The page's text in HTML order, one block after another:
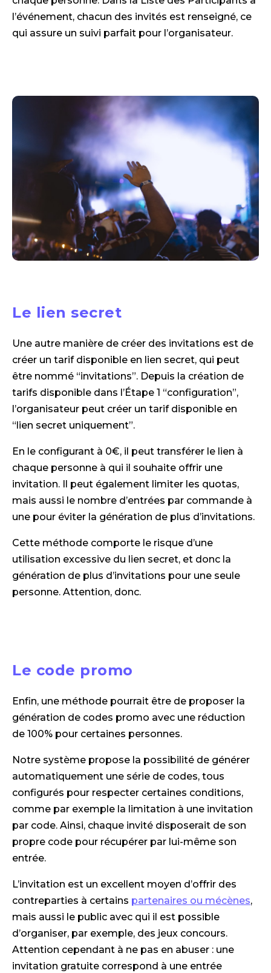
l’événement, chacun des invités est renseigné, ce
qui assure un suivi parfait pour l’organisateur.
Le lien secret
Une autre manière de créer des invitations est de
créer un tarif disponible en lien secret, qui peut
être nommé “invitations”. Depuis la création de
tarifs disponible dans l’Étape 1 “configuration”,
l’organisateur peut créer un tarif disponible en
“lien secret uniquement”.
En le configurant à 0€, il peut transférer le lien à
chaque personne à qui il souhaite offrir une
invitation. Il peut également limiter les quotas,
mais aussi le nombre d’entrées par commande à
une pour éviter la génération de plus d’invitations.
Cette méthode comporte le risque d’une
utilisation excessive du lien secret, et donc la
génération de plus d’invitations pour une seule
personne. Attention, donc.
Le code promo
Enfin, une méthode pourrait être de proposer la
génération de codes promo avec une réduction
de 100% pour certaines personnes.
Notre système propose la possibilité de générer
automatiquement une série de codes, tous
configurés pour respecter certaines conditions,
comme par exemple la limitation à une invitation
par code. Ainsi, chaque invité disposerait de son
propre code pour récupérer par lui-même son
entrée.
L’invitation est un excellent moyen d’offrir des
contreparties à certains partenaires ou mécènes,
mais aussi le public avec qui il est possible
d’organiser, par exemple, des jeux concours.
Attention cependant à ne pas en abuser : une
invitation gratuite correspond à une entrée